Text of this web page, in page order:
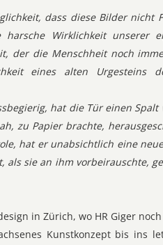
dass diese Bilder nicht
Wirklichkeit unserer
der die Menschheit noch
eines alten Urgesteins
hat die Tür einen
zu Papier brachte,
hat er unabsichtlich eine
als sie an ihm vorbeirauschte,
in Zürich, wo HR Giger
Kunstkonzept bis ins